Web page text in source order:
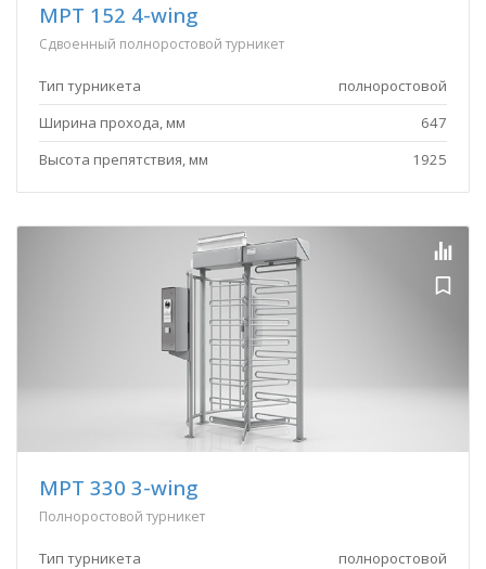
MPT 152 4-wing
Сдвоенный полноростовой турникет
Тип турникета
полноростовой
Ширина прохода, мм
647
Высота препятствия, мм
1925
MPT 330 3-wing
Полноростовой турникет
Тип турникета
полноростовой